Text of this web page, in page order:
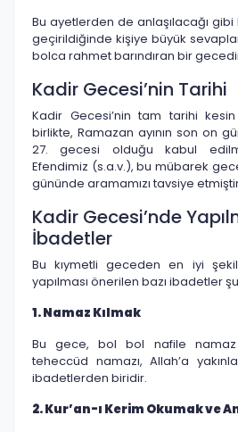
Bu ayetlerden de anlaşılacağı
geçirildiğinde kişiye büyük
bolca rahmet barındıran bir
Kadir Gecesi’nin Tarihi
Kadir Gecesi’nin tam tarihi
birlikte, Ramazan ayının son on
27. gecesi olduğu kabul
Efendimiz (s.a.v.), bu mübarek
gününde aramamızı tavsiye
Kadir Gecesi’nde
İbadetler
Bu kıymetli geceden en iyi
yapılması önerilen bazı ibadetler
1. Namaz Kılmak
Bu gece, bol bol nafile namaz
teheccüd namazı, Allah’a
ibadetlerden biridir.
2. Kur’an-ı Kerim Okumak ve